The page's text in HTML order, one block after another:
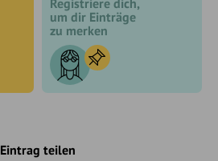
Registriere dich,
um dir Einträge
zu merken
Eintrag teilen